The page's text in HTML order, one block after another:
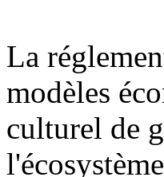
La
modèles
culturel de